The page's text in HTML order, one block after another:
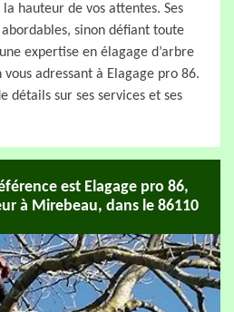
hauteur de vos attentes. Ses
sinon défiant toute
expertise en élagage d’arbre
adressant à Elagage pro 86.
détails sur ses services et ses
est Elagage pro 86,
à Mirebeau, dans le 86110